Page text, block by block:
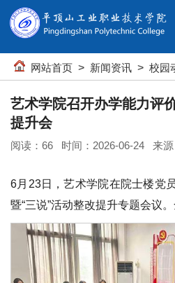
网站首页 > 新闻资讯 > 校园
艺术学院召开办学能力评
提升会
阅读： 66 时间：2026-06-24 来源
6月23日，艺术学院在院士楼党
暨“三说”活动整改提升专题会议